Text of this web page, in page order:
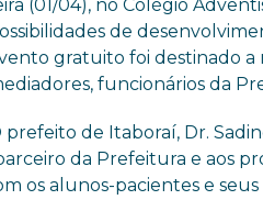
(01/04), no Colégio
de
gratuito foi destinado a
funcionários da
prefeito de Itaboraí, Dr.
da Prefeitura e aos
os alunos-pacientes e seus